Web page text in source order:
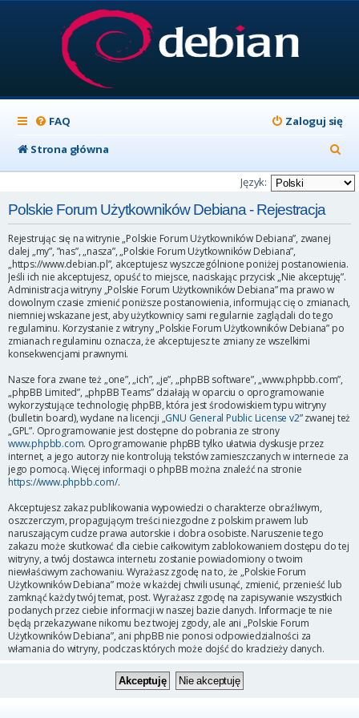
FAQ
Zaloguj się
Strona główna
z
u
j
Język:
Polskie Forum Użytkowników Debiana - Rejestracja
Rejestrując się na witrynie „Polskie Forum Użytkowników Debiana”, zwanej
dalej „my”, ”nas”, „nasza”, „Polskie Forum Użytkowników Debiana”,
„https://www.debian.pl”, akceptujesz wyszczególnione poniżej postanowienia.
Jeśli ich nie akceptujesz, opuść to miejsce, naciskając przycisk „Nie akceptuję”.
Administracja witryny „Polskie Forum Użytkowników Debiana” ma prawo w
dowolnym czasie zmienić poniższe postanowienia, informując cię o zmianach,
niemniej wskazane jest, aby użytkownicy sami regularnie zaglądali do tego
regulaminu. Korzystanie z witryny „Polskie Forum Użytkowników Debiana” po
zmianach regulaminu oznacza, że akceptujesz te zmiany ze wszelkimi
konsekwencjami prawnymi.
Nasze fora zwane też „one”, „ich”, „je”, „phpBB software”, „www.phpbb.com”,
„phpBB Limited”, „phpBB Teams” działają w oparciu o oprogramowanie
wykorzystujące technologię phpBB, która jest środowiskiem typu witryny
(bulletin board), wydane na licencji „GNU General Public License v2” zwanej też
„GPL”. Oprogramowanie jest dostępne do pobrania ze strony
www.phpbb.com. Oprogramowanie phpBB tylko ułatwia dyskusje przez
internet, a jego autorzy nie kontrolują tekstów zamieszczanych w internecie za
jego pomocą. Więcej informacji o phpBB można znaleźć na stronie
https://www.phpbb.com/.
Akceptujesz zakaz publikowania wypowiedzi o charakterze obraźliwym,
oszczerczym, propagującym treści niezgodne z polskim prawem lub
naruszającym cudze prawa autorskie i dobra osobiste. Naruszenie tego
zakazu może skutkować dla ciebie całkowitym zablokowaniem dostępu do tej
witryny, a twój dostawca internetu zostanie powiadomiony o twoim
niewłaściwym zachowaniu. Wyrażasz zgodę na to, że „Polskie Forum
Użytkowników Debiana” może w każdej chwili usunąć, zmienić, przenieść lub
zamknąć każdy twój temat, post. Wyrażasz zgodę na zapisywanie wszystkich
podanych przez ciebie informacji w naszej bazie danych. Informacje te nie
będą przekazywane nikomu bez twojej zgody, ale ani „Polskie Forum
Użytkowników Debiana”, ani phpBB nie ponosi odpowiedzialności za
włamania do witryny, podczas których może dojść do kradzieży danych.